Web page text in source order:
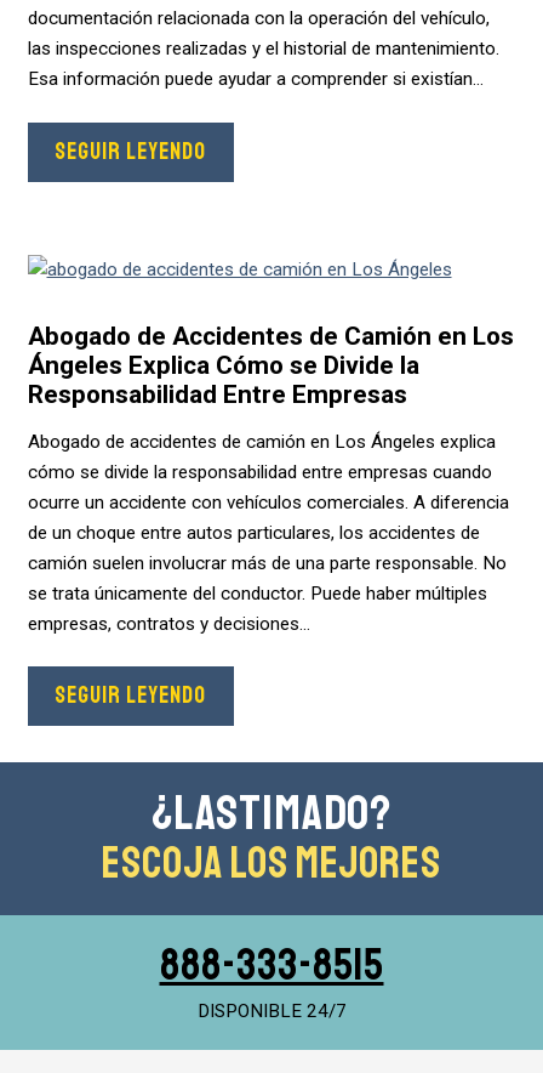
documentación relacionada con la operación del vehículo,
las inspecciones realizadas y el historial de mantenimiento.
Esa información puede ayudar a comprender si existían...
SEGUIR LEYENDO
Abogado de Accidentes de Camión en Los
Ángeles Explica Cómo se Divide la
Responsabilidad Entre Empresas
Abogado de accidentes de camión en Los Ángeles explica
cómo se divide la responsabilidad entre empresas cuando
ocurre un accidente con vehículos comerciales. A diferencia
de un choque entre autos particulares, los accidentes de
camión suelen involucrar más de una parte responsable. No
se trata únicamente del conductor. Puede haber múltiples
empresas, contratos y decisiones...
SEGUIR LEYENDO
¿Lastimado?
Escoja Los Mejores
888-333-8515
DISPONIBLE 24/7